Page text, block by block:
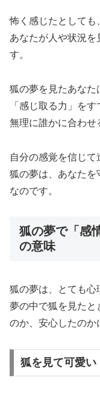
怖く感じたとしても
あなたが人や状況を
す。
狐の夢を見たあなた
「感じ取る力」をす
無理に誰かに合わせ
自分の感覚を信じて
狐の夢は、あなたを
なのです。
狐の夢で「感
の意味
狐の夢は、とても心
夢の中で狐を見たと
のか、安心したのか
狐を見て可愛